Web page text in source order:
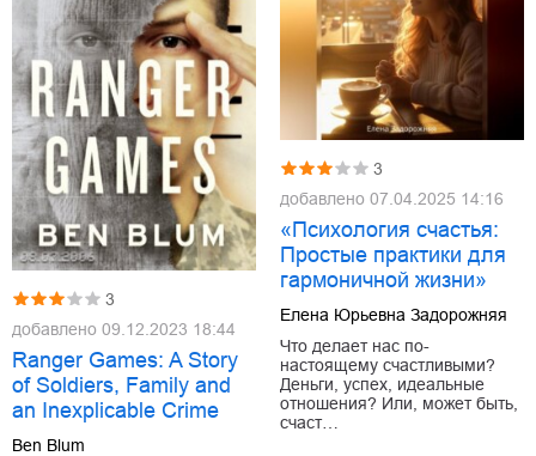
3
добавлено 09.12.2023 18:44
Ranger Games: A Story
of Soldiers, Family and
an Inexplicable Crime
Ben Blum
3
добавлено 07.04.2025 14:16
«Психология счастья:
Простые практики для
гармоничной жизни»
Елена Юрьевна Задорожняя
Что делает нас по-
настоящему счастливыми?
Деньги, успех, идеальные
отношения? Или, может быть,
счаст…